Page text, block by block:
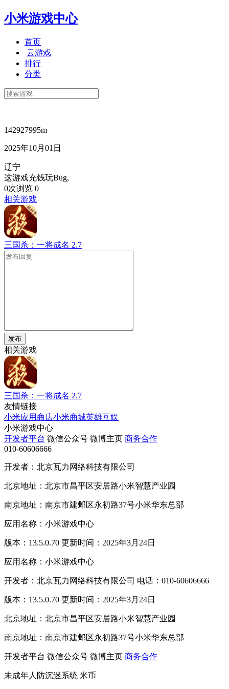
小米游戏中心
首页
云游戏
排行
分类
142927995m
2025年10月01日
辽宁
这游戏充钱玩Bug,
0次浏览 0
相关游戏
三国杀：一将成名 2.7
发布
相关游戏
三国杀：一将成名 2.7
友情链接
小米应用商店小米商城英雄互娱
小米游戏中心
开发者平台 微信公众号 微博主页 商务合作
010-60606666
开发者：北京瓦力网络科技有限公司
北京地址：北京市昌平区安居路小米智慧产业园
南京地址：南京市建邺区永初路37号小米华东总部
应用名称：小米游戏中心
版本：13.5.0.70 更新时间：2025年3月24日
应用名称：小米游戏中心
开发者：北京瓦力网络科技有限公司 电话：010-60606666
版本：13.5.0.70 更新时间：2025年3月24日
北京地址：北京市昌平区安居路小米智慧产业园
南京地址：南京市建邺区永初路37号小米华东总部
开发者平台 微信公众号 微博主页 商务合作
未成年人防沉迷系统 米币